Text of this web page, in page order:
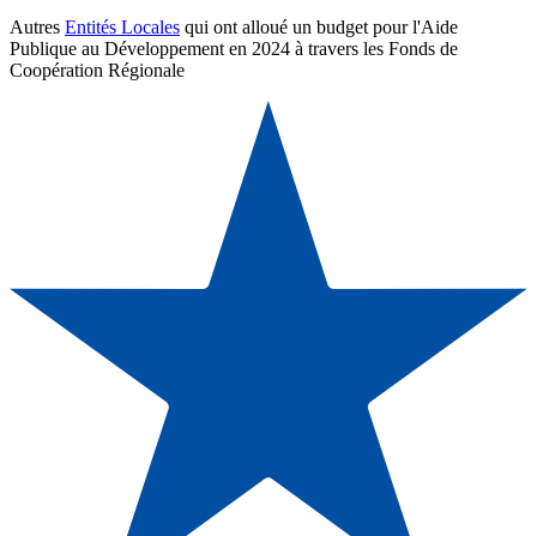
Autres Entités Locales qui ont alloué un budget pour l'Aide
Publique au Développement en 2024 à travers les Fonds de
Coopération Régionale